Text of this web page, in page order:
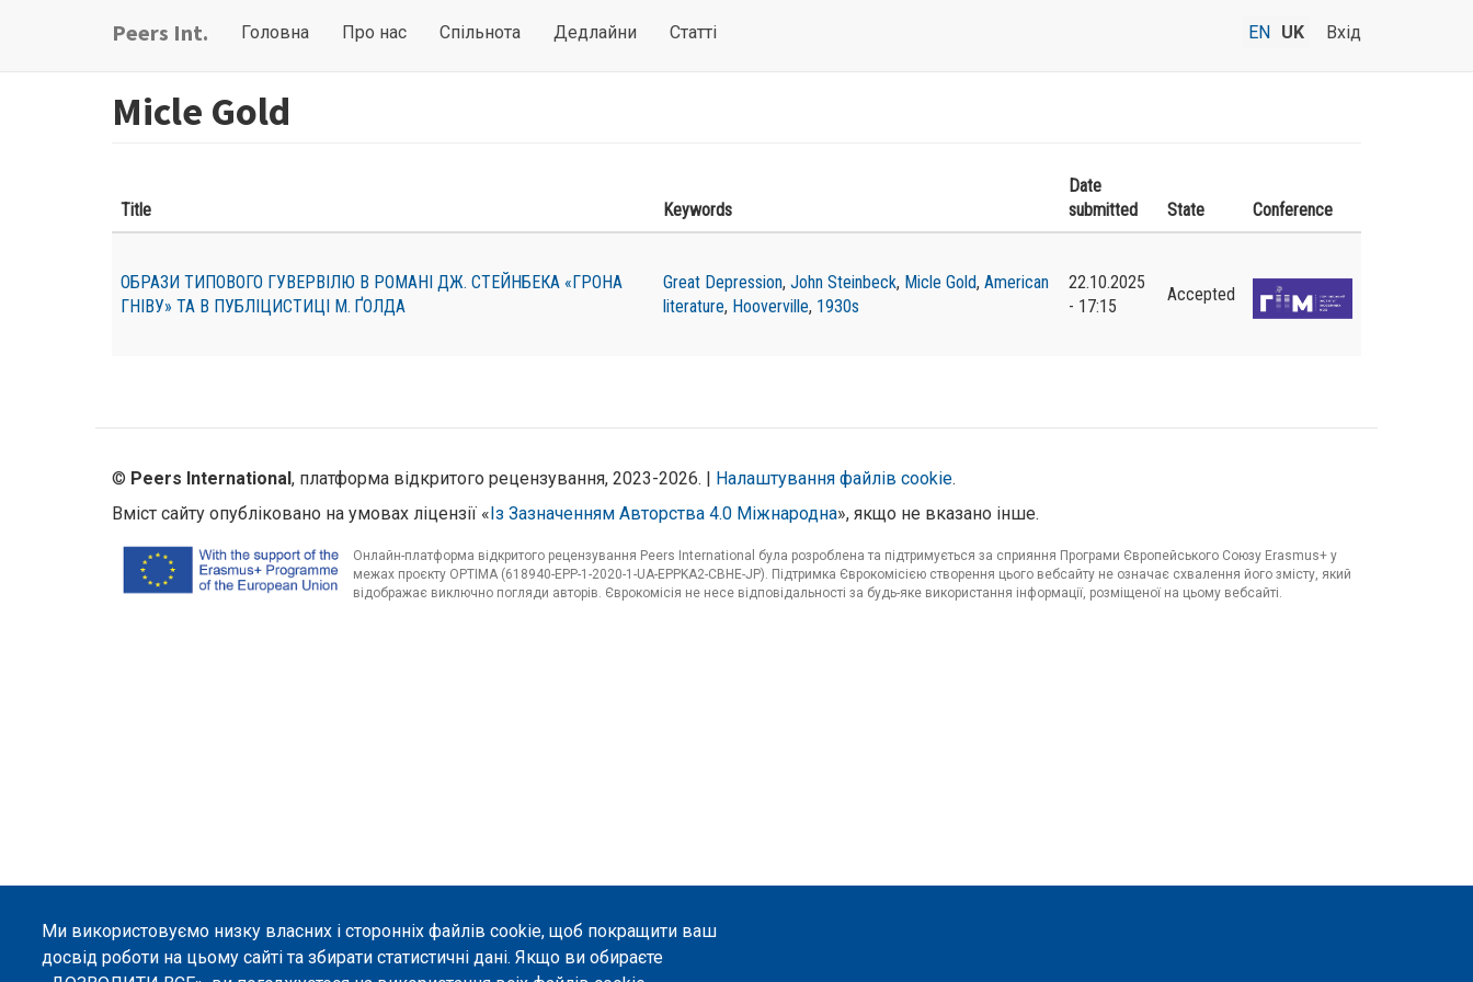
Peers Int.
Main
Головна Про нас Спільнота Дедлайни Статті
User
menu
Вхід
EN UK
Micle Gold
Title Keywords
Date
submitted
State Conference
ОБРАЗИ ТИПОВОГО ГУВЕРВІЛЮ В РОМАНІ ДЖ. СТЕЙНБЕКА «ГРОНА
ГНІВУ» ТА В ПУБЛІЦИСТИЦІ М. ҐОЛДА
Great Depression, John Steinbeck, Micle Gold, American
literature, Hooverville, 1930s
22.10.2025
- 17:15
Accepted
Ми використовуємо низку власних і сторонніх файлів cookie, щоб покращити ваш
досвід роботи на цьому сайті та збирати статистичні дані. Якщо ви обираєте
© Peers International, платформа відкритого рецензування, 2023-2026. | Налаштування файлів cookie.
Вміст сайту опубліковано на умовах ліцензії «Із Зазначенням Авторства 4.0 Міжнародна», якщо не вказано інше.
Онлайн-платформа відкритого рецензування Peers International була розроблена та підтримується за сприяння Програми Європейського Союзу Erasmus+ у
межах проєкту OPTIMA (618940-EPP-1-2020-1-UA-EPPKA2-CBHE-JP). Підтримка Єврокомісією створення цього вебсайту не означає схвалення його змісту, який
відображає виключно погляди авторів. Єврокомісія не несе відповідальності за будь-яке використання інформації, розміщеної на цьому вебсайті.